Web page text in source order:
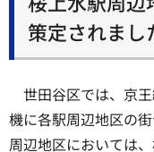
策定されまし
世田谷区では、京
機に各駅周辺地区の
周辺地区においては